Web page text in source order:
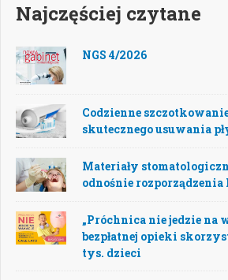
Najczęściej czytane
NGS 4/2026
Codzienne
skutecznego usuwania
Materiały
odnośnie rozporządzenia
„Próchnica nie jedzie na
bezpłatnej opieki
tys. dzieci